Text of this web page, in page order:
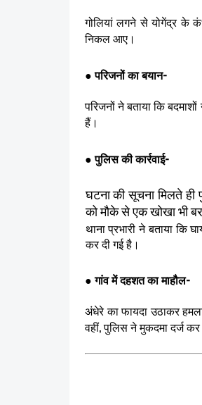
गोलियां लगने से योगेंद्र के
निकल आए।
● परिजनों का बयान-
परिजनों ने बताया कि
हैं।
● पुलिस की कार्रवाई-
घटना की सूचना मिलते
को मौके से एक खोखा भी
थाना प्रभारी ने बताया
कर दी गई है।
● गांव में दहशत का माहौल-
अंधेरे का फायदा उठाकर
वहीं, पुलिस ने मुकदमा दर्ज